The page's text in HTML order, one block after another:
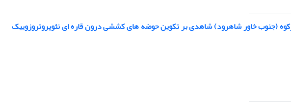
(جنوب خاور شاهرود) شاهدی بر تکوین حوضه های کششی درون قاره ای نئوپروتروزوییک